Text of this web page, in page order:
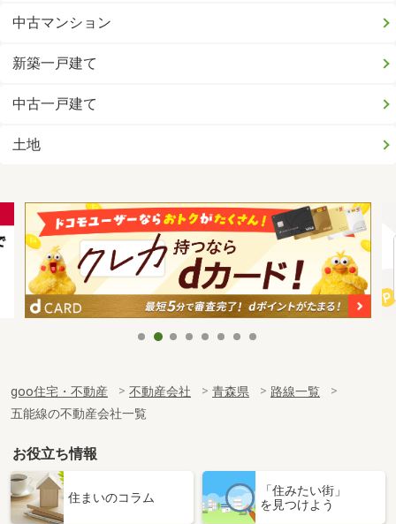
中古マンション
新築一戸建て
中古一戸建て
土地
goo住宅・不動産 不動産会社 青森県
路線一覧
五能線の不動産会社一覧
お役立ち情報
住まいのコラム
「住みたい街」
を見つけよう